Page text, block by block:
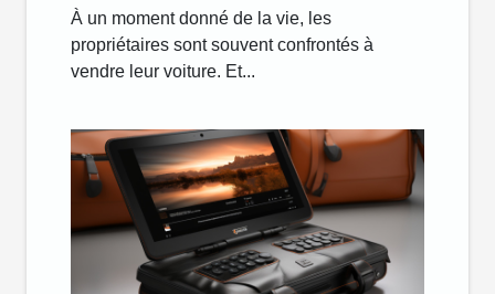
À un moment donné de la vie, les
propriétaires sont souvent confrontés à
vendre leur voiture. Et...